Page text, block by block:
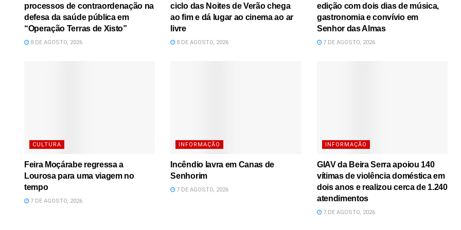
processos de contraordenação na
defesa da saúde pública em
“Operação Terras de Xisto”
8 DE AGOSTO, 2026
ciclo das Noites de Verão chega
ao fim e dá lugar ao cinema ao ar
livre
8 DE AGOSTO, 2026
edição com dois dias de música,
gastronomia e convívio em
Senhor das Almas
7 DE AGOSTO, 2026
CULTURA
Feira Moçárabe regressa a
Lourosa para uma viagem no
tempo
7 DE AGOSTO, 2026
INFORMAÇÃO
Incêndio lavra em Canas de
Senhorim
7 DE AGOSTO, 2026
INFORMAÇÃO
GIAV da Beira Serra apoiou 140
vítimas de violência doméstica em
dois anos e realizou cerca de 1.240
atendimentos
7 DE AGOSTO, 2026